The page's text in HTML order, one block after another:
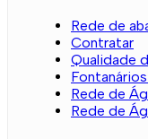
Rede de
Contratar
Qualidade
Rede de
Rede de